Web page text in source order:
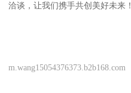
洽谈，让我们携手共创美好未来！
m.wang15054376373.b2b168.com